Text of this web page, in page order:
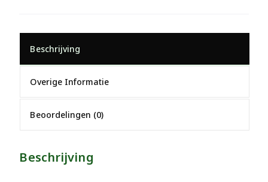
Beschrijving
Overige Informatie
Beoordelingen (0)
Beschrijving